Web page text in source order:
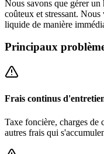
Nous savons que gérer
coûteux et stressant.
liquide de manière
Principaux
Frais continus
Taxe foncière, charges de
autres frais qui